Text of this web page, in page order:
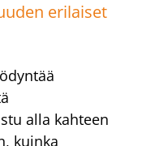
erilaiset
alla kahteen
kuinka